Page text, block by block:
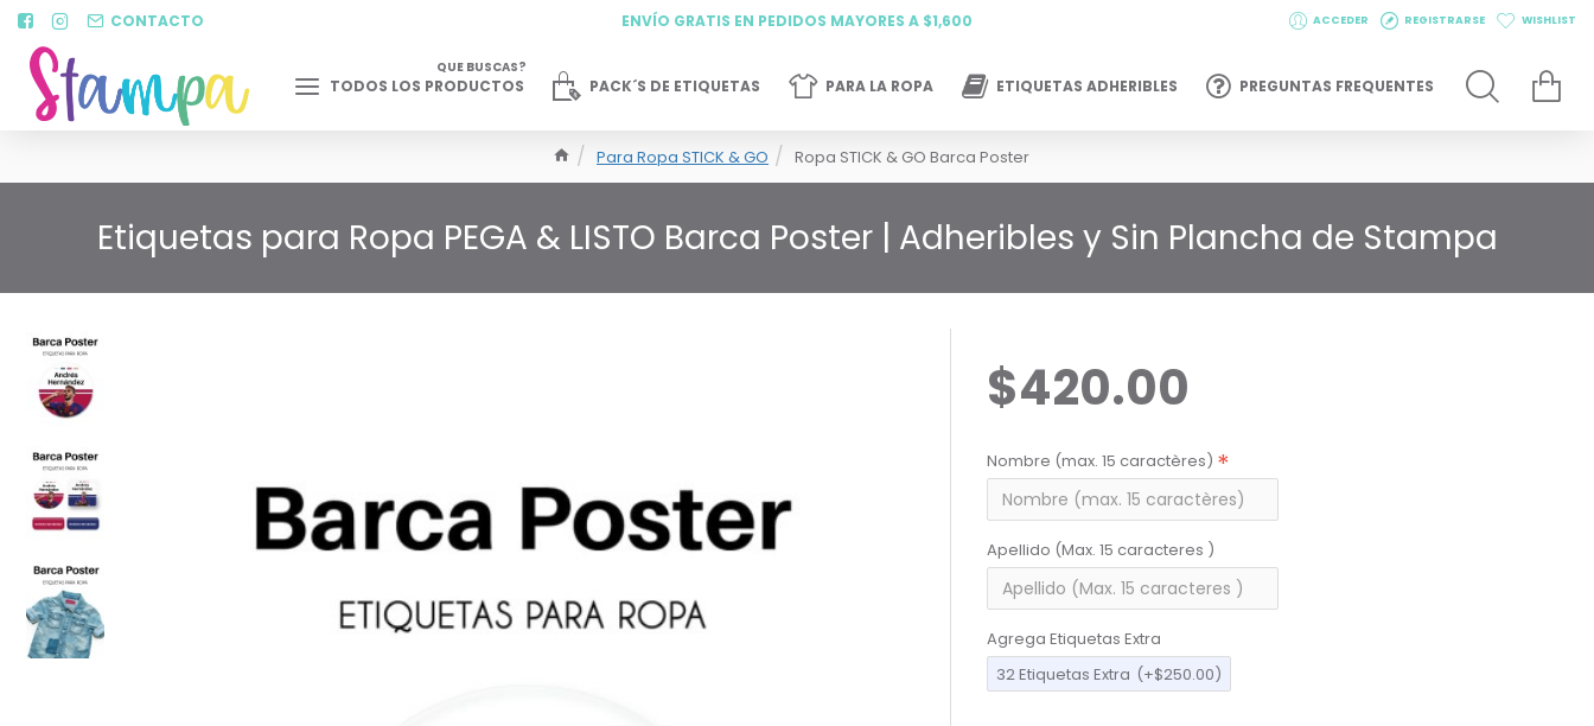
CONTACTO ENVÍO GRATIS EN PEDIDOS MAYORES A $1,600 ACCEDER REGISTRARSE WISHLIST
TODOS LOS PRODUCTOS
QUE BUSCAS?
PACK´S DE ETIQUETAS PARA LA ROPA ETIQUETAS ADHERIBLES PREGUNTAS FREQUENTES
Para Ropa STICK & GO Ropa STICK & GO Barca Poster
Etiquetas para Ropa PEGA & LISTO Barca Poster | Adheribles y Sin Plancha de Stampa
$420.00
Nombre (max. 15 caractères)
Apellido (Max. 15 caracteres )
Agrega Etiquetas Extra
32 Etiquetas Extra (+$250.00)